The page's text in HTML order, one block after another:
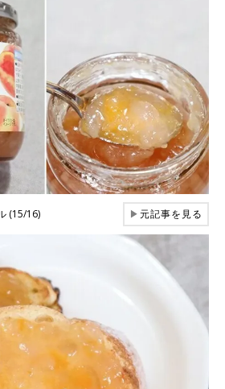
(15/16) ▶元記事を見る